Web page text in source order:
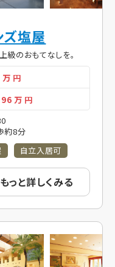
ズ塩屋
級のおもてなしを。
万 円
96 万 円
約8分
自立入居可
もっと詳しくみる